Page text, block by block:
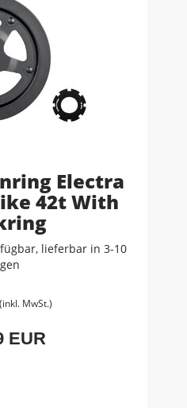
Electra
42t With
lieferbar in 3-10
MwSt.)
EUR